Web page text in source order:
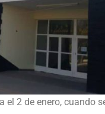
el 2 de enero, cuando